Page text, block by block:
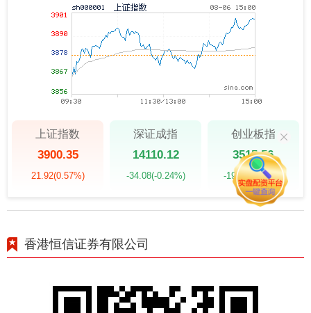
上证指数
3900.35
21.92(0.57%)
深证成指
14110.12
-34.08(-0.24%)
创业板指
3515.56
-19.58(-0.55%)
香港恒信证券有限公司